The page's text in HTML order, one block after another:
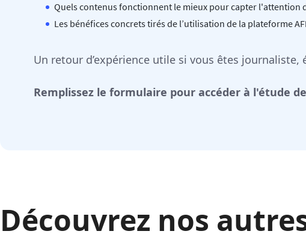
Quels contenus fonctionnent le mieux pour capter l'attention
Les bénéfices concrets tirés de l’utilisation de la plateforme
Un retour d’expérience utile si vous êtes
Remplissez le formulaire pour accéder à l'étude
Découvrez nos